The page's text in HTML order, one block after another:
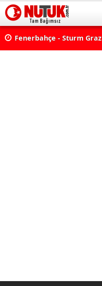
Fenerbahçe - Sturm